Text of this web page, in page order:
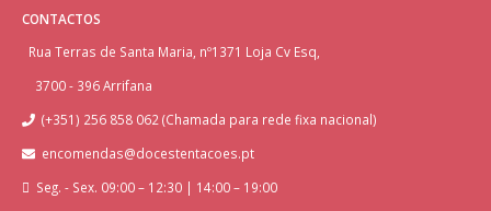
CONTACTOS
Rua Terras de Santa Maria, nº1371 Loja Cv Esq,
3700 - 396 Arrifana
(+351) 256 858 062 (Chamada para rede fixa nacional)
encomendas@docestentacoes.pt
Seg. - Sex. 09:00 – 12:30 | 14:00 – 19:00